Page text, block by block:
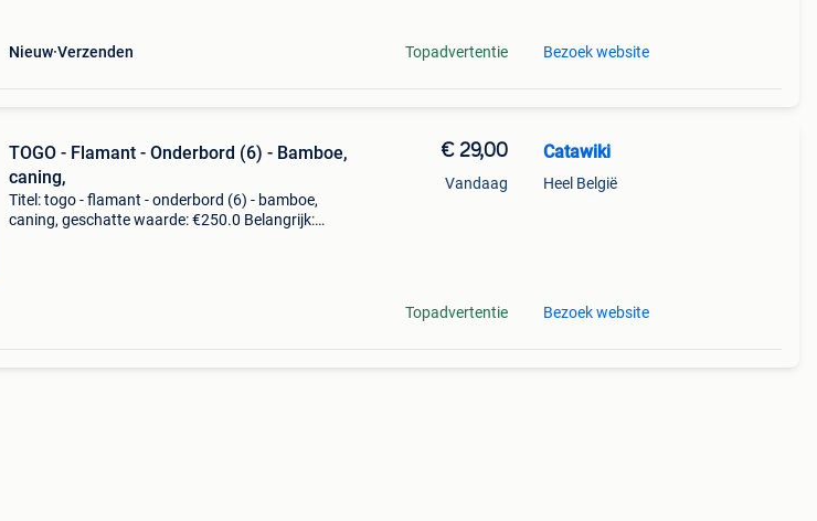
Nieuw Verzenden Topadvertentie Bezoek website
TOGO - Flamant - Onderbord (6) - Bamboe,
caning,
Titel: togo - flamant - onderbord (6) - bamboe,
caning, geschatte waarde: €250.0 Belangrijk:
€ 29,00
Vandaag
Topadvertentie
Catawiki
Heel België
Bezoek website